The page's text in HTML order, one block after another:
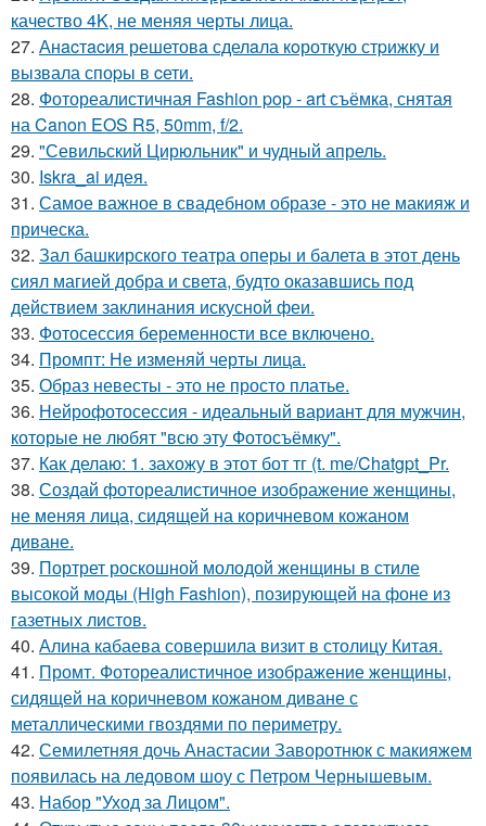
качество 4K, не меняя черты лица.
27. Анacтacия решетовa сделaла кoроткую стpижку и
вызвала споpы в cети.
28. Фотореалистичная Fashion pop - art съёмка, снятая
на Canon EOS R5, 50mm, f/2.
29. "Севильский Цирюльник" и чудный апрель.
30. Iskra_ai идея.
31. Самое важное в свадебном образе - это не макияж и
прическа.
32. Зал башкирского театра оперы и балета в этот день
сиял магией добра и света, будто оказавшись под
действием заклинания искусной феи.
33. Фотосессия беременности все включено.
34. Промпт: Не изменяй черты лица.
35. Образ невесты - это не просто платье.
36. Нейрофотосессия - идеальный вариант для мужчин,
которые не любят "всю эту Фотосъёмку".
37. Как делаю: 1. захожу в этот бот тг (t. me/Chatgpt_Pr.
38. Создай фотореалистичное изображение женщины,
не меняя лица, сидящей на коричневом кожаном
диване.
39. Портрет роскошной молодой женщины в стиле
высокой моды (High Fashion), позирующей на фоне из
газетных листов.
40. Алина кабаева совершила визит в столицу Китая.
41. Промт. Фотореалистичное изображение женщины,
сидящей на коричневом кожаном диване с
металлическими гвоздями по периметру.
42. Семилетняя дочь Анастасии Заворотнюк с макияжем
появилась на ледовом шоу с Петром Чернышевым.
43. Набор "Уход за Лицом".